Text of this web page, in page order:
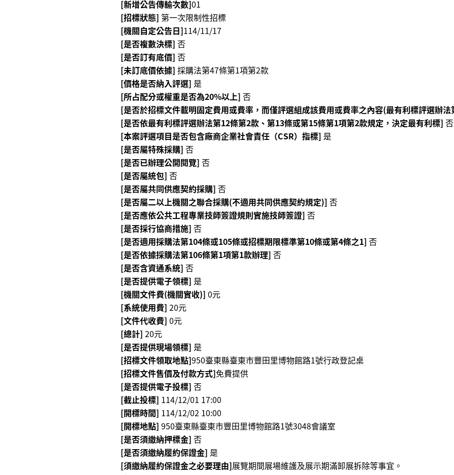
[新增公告傳輸次數]01
[招標狀態] 第一次限制性招標
[機關自定公告日]114/11/17
[是否複數決標] 否
[是否訂有底價] 否
[未訂底價依據] 採購法第47條第1項第2款
[價格是否納入評選] 是
[所占配分或權重是否為20%以上] 否
[是否於招標文件載明固定費用或費率，而僅評選組成該費用或費率之內容(最有利標評選辦
[是否依最有利標評選辦法第12條第2款、第13條或第15條第1項第2款規定，決定最有利標] 否
[本案評選項目是否包含廠商企業社會責任（CSR）指標] 是
[是否屬特殊採購] 否
[是否已辦理公開閱覽] 否
[是否屬統包] 否
[是否屬共同供應契約採購] 否
[是否屬二以上機關之聯合採購(不適用共同供應契約規定)] 否
[是否應依公共工程專業技師簽證規則實施技師簽證] 否
[是否採行協商措施] 否
[是否適用採購法第104條或105條或招標期限標準第10條或第4條之1] 否
[是否依據採購法第106條第1項第1款辦理] 否
[是否含資通系統] 否
[是否提供電子領標] 是
[機關文件費(機關實收)] 0元
[系統使用費] 20元
[文件代收費] 0元
[總計] 20元
[是否提供現場領標] 是
[招標文件領取地點]950臺東縣臺東市豐田里博物館路1號行政登記桌
[招標文件售價及付款方式]免費提供
[是否提供電子投標] 否
[截止投標] 114/12/01 17:00
[開標時間] 114/12/02 10:00
[開標地點] 950臺東縣臺東市豐田里博物館路1號3048會議室
[是否須繳納押標金] 否
[是否須繳納履約保證金] 是
[須繳納履約保證金之必要理由]展覽期間展場維護及展示期滿卸展拆除等事宜。